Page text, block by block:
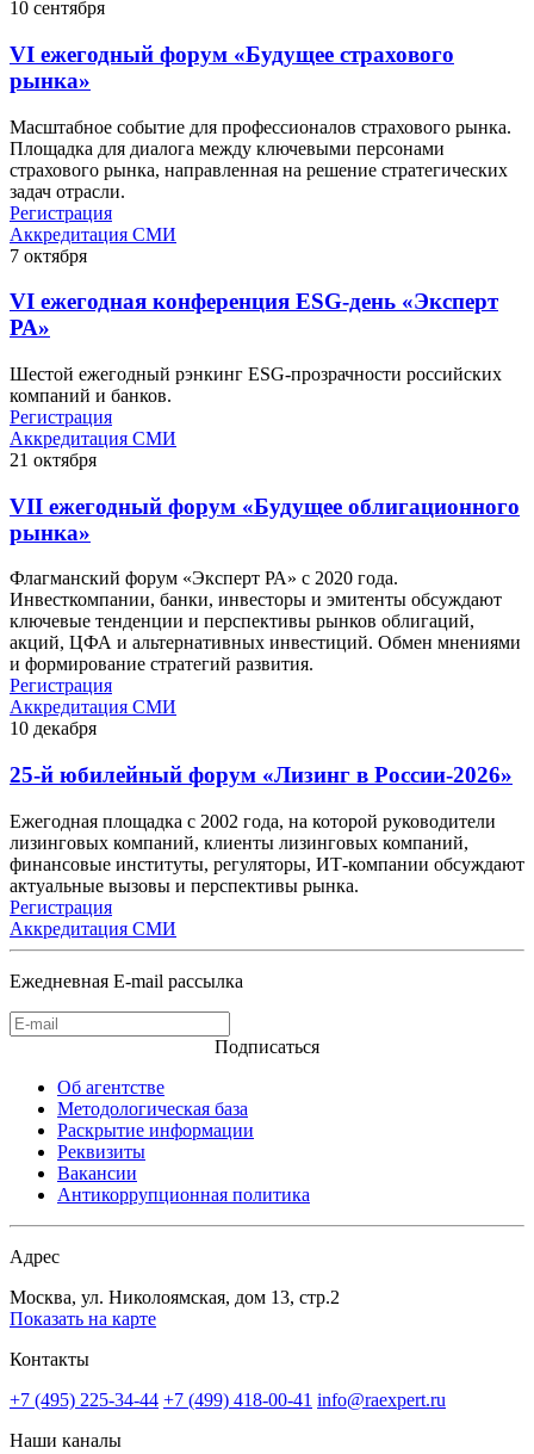
10 сентября
VI ежегодный форум «Будущее страхового
рынка»
Масштабное событие для профессионалов страхового рынка.
Площадка для диалога между ключевыми персонами
страхового рынка, направленная на решение стратегических
задач отрасли.
Регистрация
Аккредитация СМИ
7 октября
VI ежегодная конференция ESG-день «Эксперт
РА»
Шестой ежегодный рэнкинг ESG-прозрачности российских
компаний и банков.
Регистрация
Аккредитация СМИ
21 октября
VII ежегодный форум «Будущее облигационного
рынка»
Флагманский форум «Эксперт РА» с 2020 года.
Инвесткомпании, банки, инвесторы и эмитенты обсуждают
ключевые тенденции и перспективы рынков облигаций,
акций, ЦФА и альтернативных инвестиций. Обмен мнениями
и формирование стратегий развития.
Регистрация
Аккредитация СМИ
10 декабря
25-й юбилейный форум «Лизинг в России-2026»
Ежегодная площадка с 2002 года, на которой руководители
лизинговых компаний, клиенты лизинговых компаний,
финансовые институты, регуляторы, ИТ-компании обсуждают
актуальные вызовы и перспективы рынка.
Регистрация
Аккредитация СМИ
Ежедневная E-mail рассылка
Подписаться
Об агентстве
Методологическая база
Раскрытие информации
Реквизиты
Вакансии
Антикоррупционная политика
Адрес
Москва, ул. Николоямская, дом 13, стр.2
Показать на карте
Контакты
+7 (495) 225-34-44 +7 (499) 418-00-41 info@raexpert.ru
Наши каналы